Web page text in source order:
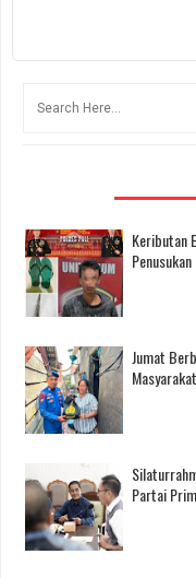
Keributan
Jumat
Partai